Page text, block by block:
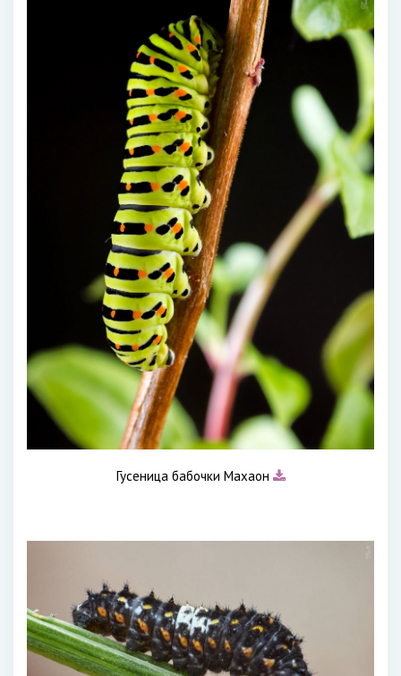
Гусеница бабочки Махаон